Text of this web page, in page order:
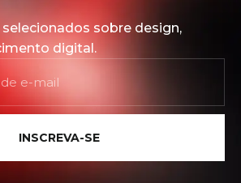
sobre design,
digital.
INSCREVA-SE